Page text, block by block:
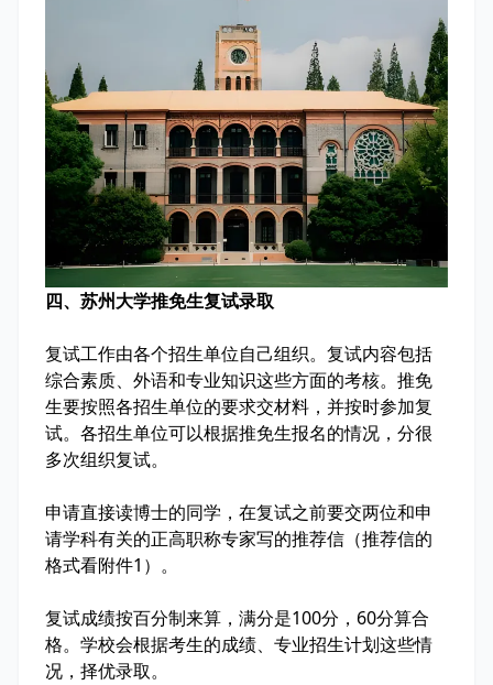
四、苏州大学推免生复试录取
复试工作由各个招生单位自己组织。复试内容包括
综合素质、外语和专业知识这些方面的考核。推免
生要按照各招生单位的要求交材料，并按时参加复
试。各招生单位可以根据推免生报名的情况，分很
多次组织复试。
申请直接读博士的同学，在复试之前要交两位和申
请学科有关的正高职称专家写的推荐信（推荐信的
格式看附件1）。
复试成绩按百分制来算，满分是100分，60分算合
格。学校会根据考生的成绩、专业招生计划这些情
况，择优录取。